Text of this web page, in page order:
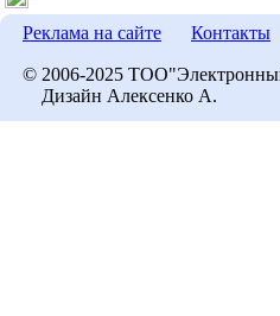
Реклама на сайте Контакты
© 2006-2025
Дизайн Алексенко А.